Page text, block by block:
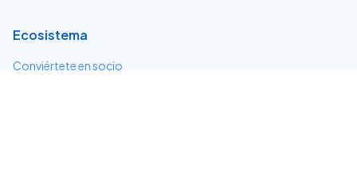
Ecosistema
Conviértete en socio